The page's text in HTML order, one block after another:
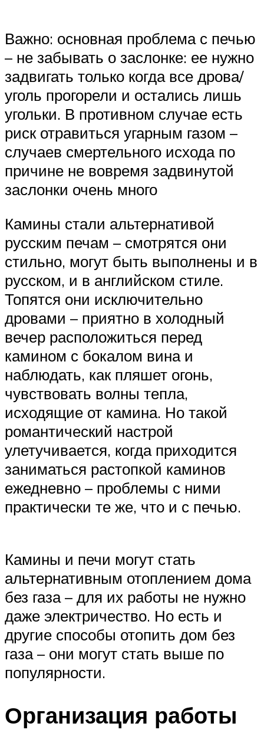
Важно: основная проблема с печью
– не забывать о заслонке: ее нужно
задвигать только когда все дрова/
уголь прогорели и остались лишь
угольки. В противном случае есть
риск отравиться угарным газом –
случаев смертельного исхода по
причине не вовремя задвинутой
заслонки очень много
Камины стали альтернативой
русским печам – смотрятся они
стильно, могут быть выполнены и в
русском, и в английском стиле.
Топятся они исключительно
дровами – приятно в холодный
вечер расположиться перед
камином с бокалом вина и
наблюдать, как пляшет огонь,
чувствовать волны тепла,
исходящие от камина. Но такой
романтический настрой
улетучивается, когда приходится
заниматься растопкой каминов
ежедневно – проблемы с ними
практически те же, что и с печью.
Камины и печи могут стать
альтернативным отоплением дома
без газа – для их работы не нужно
даже электричество. Но есть и
другие способы отопить дом без
газа – они могут стать выше по
популярности.
Организация работы